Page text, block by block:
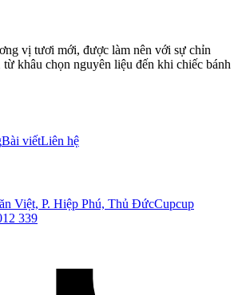
vị tươi mới, được làm nên với sự chỉn
khâu chọn nguyên liệu đến khi chiếc bánh
Bài viếtLiên hệ
Việt, P. Hiệp Phú, Thủ ĐứcCupcup
339